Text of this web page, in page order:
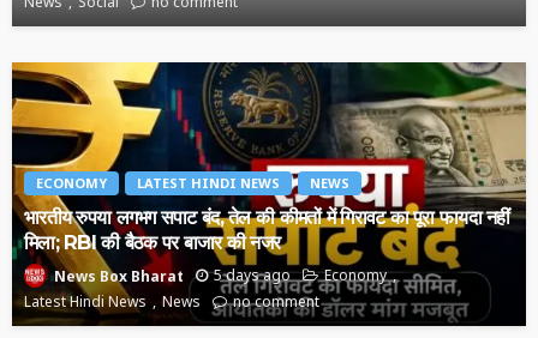
ECONOMY LATEST HINDI NEWS NEWS
भारतीय रुपया लगभग सपाट बंद, तेल की कीमतों में गिरावट का पूरा फायदा नहीं
मिला; RBI की बैठक पर बाजार की नजर
News Box Bharat 5 days ago
Economy
Latest Hindi News
News no comment